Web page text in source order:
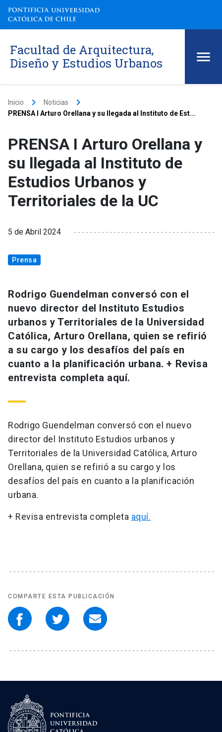
Facultad de Arquitectura,
Diseño y Estudios Urbanos
Inicio keyboard_arrow_right Noticias keyboard_arrow_right
PRENSA I Arturo Orellana y su llegada al Instituto de Est...
PRENSA I Arturo Orellana y
su llegada al Instituto de
Estudios Urbanos y
Territoriales de la UC
5 de Abril 2024
Prensa
Rodrigo Guendelman conversó con el
nuevo director del Instituto Estudios
urbanos y Territoriales de la Universidad
Católica, Arturo Orellana, quien se refirió
a su cargo y los desafíos del país en
cuanto a la planificación urbana. + Revisa
entrevista completa aquí.
Rodrigo Guendelman conversó con el nuevo
director del Instituto Estudios urbanos y
Territoriales de la Universidad Católica, Arturo
Orellana, quien se refirió a su cargo y los
desafíos del país en cuanto a la planificación
urbana.
+ Revisa entrevista completa aquí.
COMPARTE ESTA PUBLICACIÓN